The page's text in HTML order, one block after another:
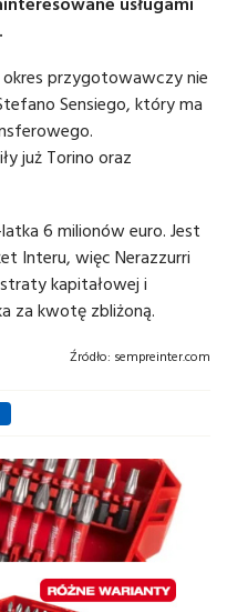
przygotowawczy nie
Sensiego, który ma
już Torino oraz
6 milionów euro. Jest
Interu, więc Nerazzurri
kapitałowej i
za kwotę zbliżoną.
Źródło: sempreinter.com